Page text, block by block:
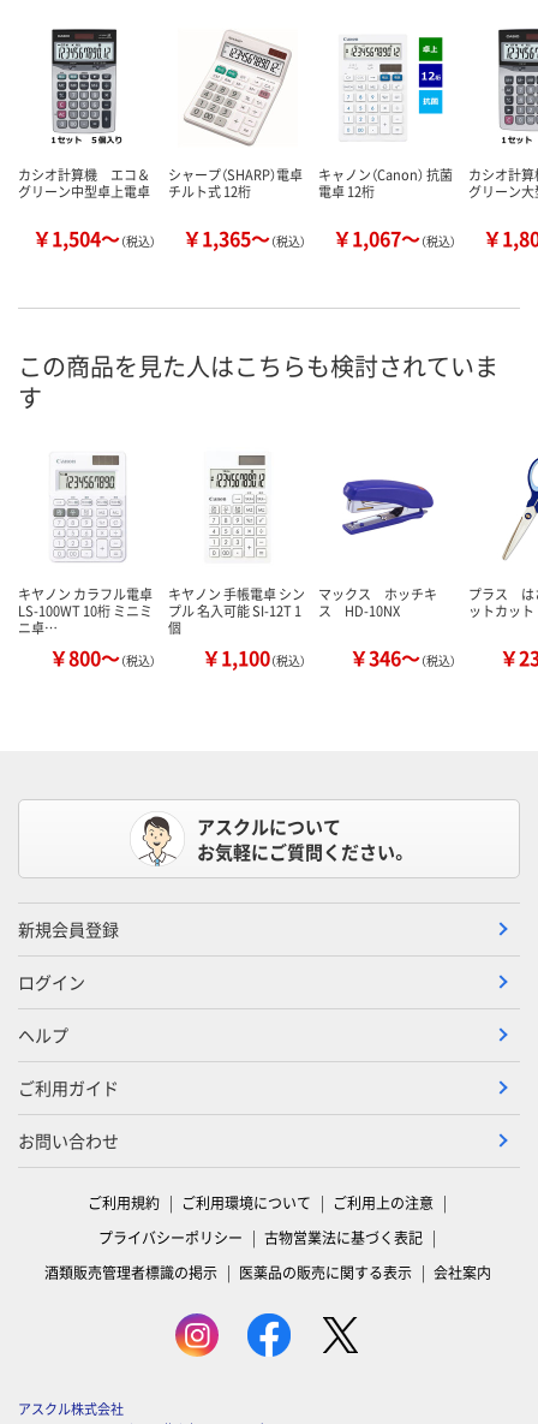
カシオ計算機 エコ＆
グリーン中型卓上電卓
￥1,504～（税込）
シャープ（SHARP）電卓
チルト式 12桁
￥1,365～（税込）
キャノン（Canon） 抗菌
電卓 12桁
￥1,067～（税込）
カシオ計
グリーン
￥
この商品を見た人はこちらも検討されていま
す
キヤノン カラフル電卓
LS-100WT 10桁 ミニミ
ニ卓…
￥800～（税込）
キヤノン 手帳電卓 シン
プル 名入可能 SI-12T 1
個
￥1,100（税込）
マックス ホッチキ
ス HD-10NX
￥346～（税込）
プラス
ットカット
￥
アスクルについて
お気軽にご質問ください。
新規会員登録
ログイン
ヘルプ
ご利用ガイド
お問い合わせ
ご利用規約 ご利用環境について
ご利用上の注意
プライバシーポリシー
古物営業法に基づく表記
酒類販売管理者標識の掲示
医薬品の販売に関する表示 会社案内
アスクル株式会社